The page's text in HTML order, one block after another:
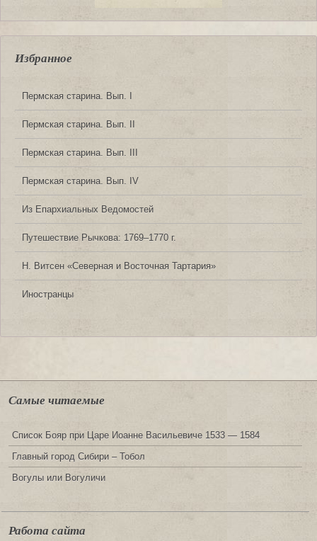
Избранное
Пермская старина. Вып. I
Пермская старина. Вып. II
Пермская старина. Вып. III
Пермская старина. Вып. IV
Из Епархиальных Ведомостей
Путешествие Рычкова: 1769‒1770 г.
Н. Витсен «Северная и Восточная Тартария»
Иностранцы
Самые читаемые
Список Бояр при Царе Иоанне Васильевиче 1533 — 1584
Главный город Сибири – Тобол
Вогулы или Вогуличи
Работа сайта